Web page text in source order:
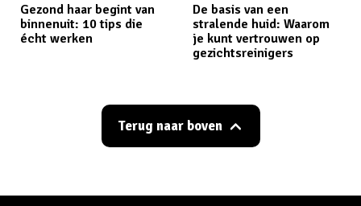
Gezond haar begint van
binnenuit: 10 tips die
écht werken
De basis van een
stralende huid: Waarom
je kunt vertrouwen op
gezichtsreinigers
Terug naar boven